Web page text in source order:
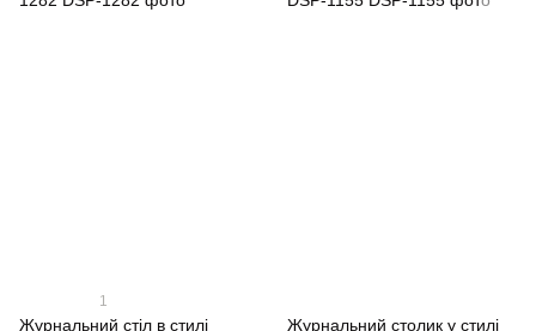
1
Журнальний стіл в стилі
Журнальний столик у стилі